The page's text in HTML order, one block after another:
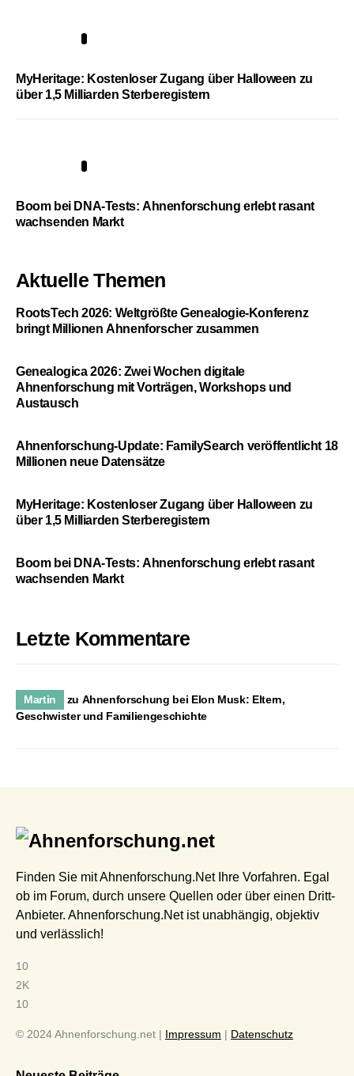
MyHeritage: Kostenloser Zugang über Halloween zu
über 1,5 Milliarden Sterberegistern
Boom bei DNA-Tests: Ahnenforschung erlebt rasant
wachsenden Markt
Aktuelle Themen
RootsTech 2026: Weltgrößte Genealogie-Konferenz
bringt Millionen Ahnenforscher zusammen
Genealogica 2026: Zwei Wochen digitale
Ahnenforschung mit Vorträgen, Workshops und
Austausch
Ahnenforschung-Update: FamilySearch veröffentlicht 18
Millionen neue Datensätze
MyHeritage: Kostenloser Zugang über Halloween zu
über 1,5 Milliarden Sterberegistern
Boom bei DNA-Tests: Ahnenforschung erlebt rasant
wachsenden Markt
Letzte Kommentare
Martin zu Ahnenforschung bei Elon Musk: Eltern,
Geschwister und Familiengeschichte
Finden Sie mit Ahnenforschung.Net Ihre Vorfahren. Egal
ob im Forum, durch unsere Quellen oder über einen Dritt-
Anbieter. Ahnenforschung.Net ist unabhängig, objektiv
und verlässlich!
10
2K
10
© 2024 Ahnenforschung.net | Impressum | Datenschutz